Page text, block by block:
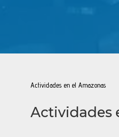
Actividades en el Amazonas
Actividades